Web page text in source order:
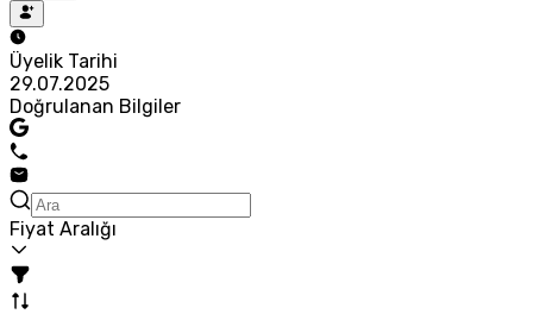
Üyelik Tarihi
29.07.2025
Doğrulanan Bilgiler
Fiyat Aralığı